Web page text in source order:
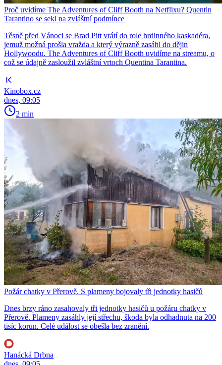
Proč uvidíme The Adventures of Cliff Booth na Netflixu? Quentin
Tarantino se sekl na zvláštní podmínce
Těsně před Vánoci se Brad Pitt vrátí do role hrdinného kaskadéra,
jemuž možná prošla vražda a který výrazně zasáhl do dějin
Hollywoodu. The Adventures of Cliff Booth uvidíme na streamu, o
což se údajně zasloužil zvláštní vrtoch Quentina Tarantina.
Kinobox.cz
dnes, 09:05
2 min
Požár chatky v Přerově. S plameny bojovaly tři jednotky hasičů
Dnes brzy ráno zasahovaly tři jednotky hasičů u požáru chatky v
Přerově. Plameny zasáhly její střechu, škoda byla odhadnuta na 200
tisíc korun. Celé událost se obešla bez zranění.
Hanácká Drbna